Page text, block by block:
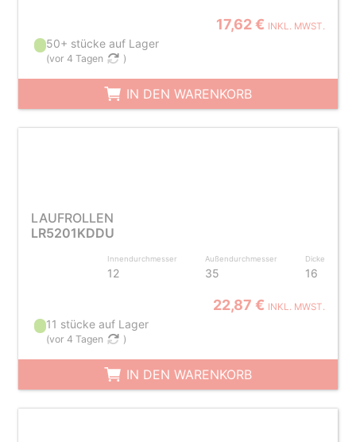
17,62 € INKL. MWST.
50+ stücke auf Lager
(vor 4 Tagen )
IN DEN WARENKORB
LAUFROLLEN
LR5201KDDU
Innendurchmesser
12
Außendurchmesser
35
Dicke
16
22,87 € INKL. MWST.
11 stücke auf Lager
(vor 4 Tagen )
IN DEN WARENKORB